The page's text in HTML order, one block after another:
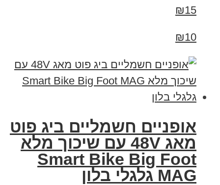
₪15
₪10
אופניים חשמליים ביג פוט
מאג 48V עם שיכוך מלא
Smart Bike Big Foot
MAG גלגלי בלון